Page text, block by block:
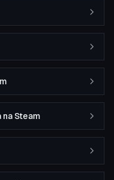
Steam